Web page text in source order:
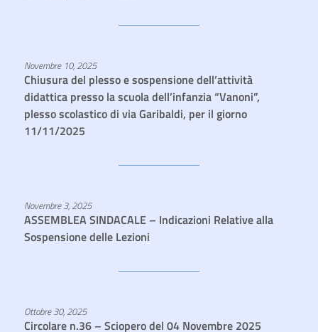
Novembre 10, 2025
Chiusura del plesso e sospensione dell’attività
didattica presso la scuola dell’infanzia “Vanoni”,
plesso scolastico di via Garibaldi, per il giorno
11/11/2025
Novembre 3, 2025
ASSEMBLEA SINDACALE – Indicazioni Relative alla
Sospensione delle Lezioni
Ottobre 30, 2025
Circolare n.36 – Sciopero del 04 Novembre 2025